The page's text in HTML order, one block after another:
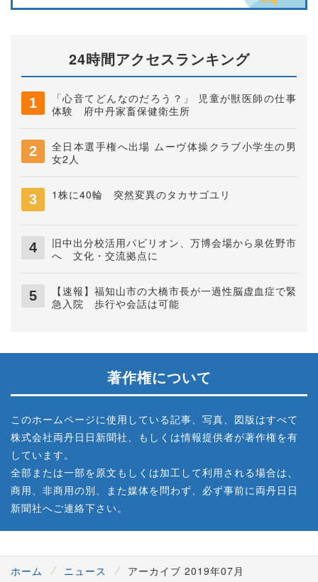
24時間アクセスランキング
「心音てどんなのだろう？」 児童が獣医師の仕事
体験 府中丹家畜保健衛生所
全日本選手権へ出場 ムーヴ体操クラブ小学生の男
女2人
1株に40輪 突然変異のタカサゴユリ
旧中出分校活用パビリオン、万博会場から泉佐野市
へ 文化・交流拠点に
【速報】福知山市の大橋市長が一過性脳虚血症で緊
急入院 歩行や会話は可能
著作権について
このホームページに使用している記事、写真、図版はすべて
株式会社両丹日日新聞社、もしくは情報提供者が著作権を有
しています。
全部または一部を原文もしくは加工して利用される場合は、
商用、非商用の別、また媒体を問わず、必ず事前に両丹日日
新聞社へご連絡下さい。
ホーム ニュース アーカイブ 2019年07月